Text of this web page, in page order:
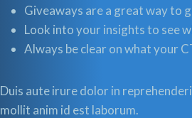
Giveaways are a great way to
Look into your insights to see
Always be clear on what your
Duis aute irure dolor in
mollit anim id est laborum.